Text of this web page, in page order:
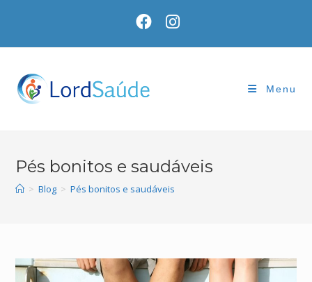
Menu
Pés bonitos e saudáveis
> Blog > Pés bonitos e saudáveis